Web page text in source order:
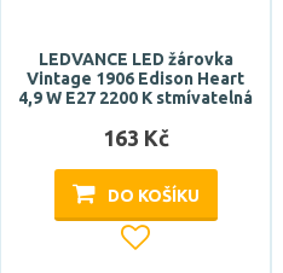
BA9s
BA15d
Celkový příkon max.
LEDVANCE LED žárovka
Vintage 1906 Edison Heart
4,9 W E27 2200 K stmívatelná
163 Kč
DO KOŠÍKU